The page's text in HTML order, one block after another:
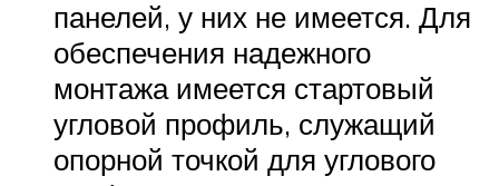
панелей, у них не имеется. Для
обеспечения надежного
монтажа имеется стартовый
угловой профиль, служащий
опорной точкой для углового